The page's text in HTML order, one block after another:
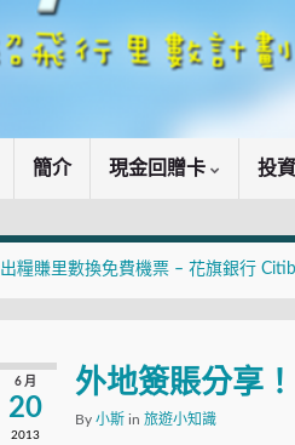
簡介 現金回贈卡 投
出糧賺里數換免費機票 – 花旗銀行
6 月
20
2013
外地簽賬分享
By 小斯 in 旅遊小知識